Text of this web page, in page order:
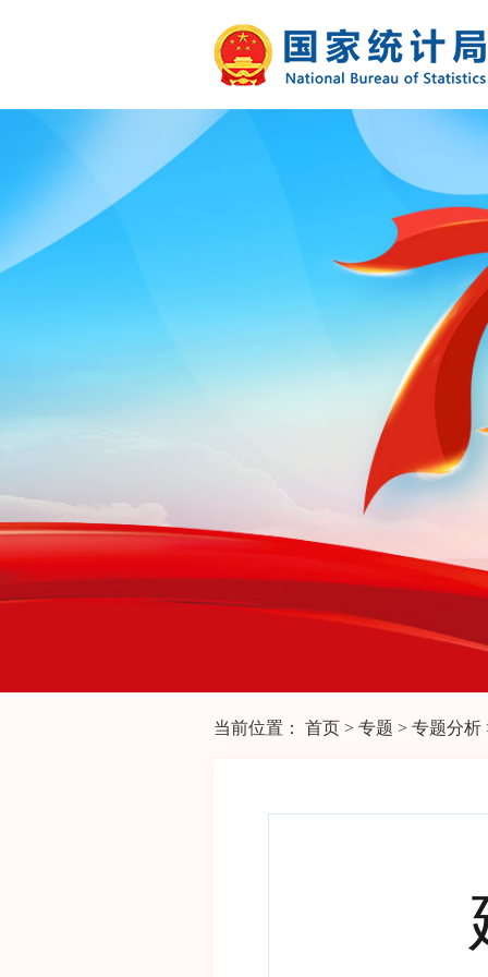
当前位置： 首页 > 专题 > 专题分析